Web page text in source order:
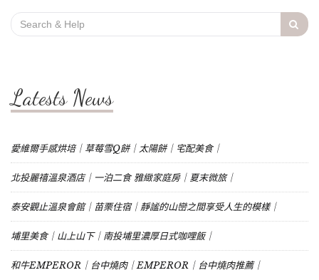
Search
for:
Latests News
愛維爾手感烘培｜草莓雪Q餅｜太陽餅｜宅配美食｜
北投麗禧溫泉酒店｜一泊二食 雅緻家庭房｜夏末微旅｜
泰安觀止溫泉會館｜苗栗住宿｜靜謐的山巒之間享受人生的模樣｜
埔里美食｜山上山下｜南投埔里濃厚日式咖哩飯｜
和牛EMPEROR｜台中燒肉｜EMPEROR｜台中燒肉推薦｜